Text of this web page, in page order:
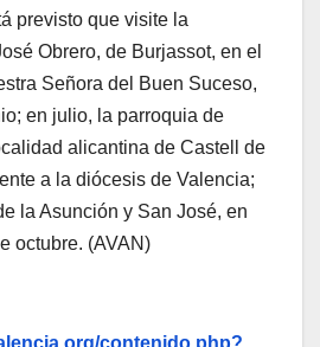
previsto que visite la
Obrero, de Burjassot, en el
Señora del Buen Suceso,
en julio, la parroquia de
alicantina de Castell de
a la diócesis de Valencia;
la Asunción y San José, en
octubre. (AVAN)